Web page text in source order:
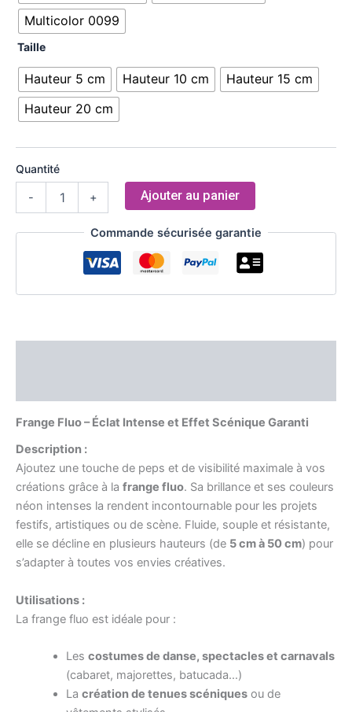
Multicolor 0099
Taille
Hauteur 5 cm Hauteur 10 cm
Hauteur 15 cm
Hauteur 20 cm
Quantité
- + Ajouter au panier
Commande sécurisée garantie
Frange Fluo – Éclat Intense et Effet Scénique Garanti
Description :
Ajoutez une touche de peps et de visibilité maximale à vos
créations grâce à la frange fluo. Sa brillance et ses couleurs
néon intenses la rendent incontournable pour les projets
festifs, artistiques ou de scène. Fluide, souple et résistante,
elle se décline en plusieurs hauteurs (de 5 cm à 50 cm) pour
s’adapter à toutes vos envies créatives.
Utilisations :
La frange fluo est idéale pour :
Les costumes de danse, spectacles et carnavals
(cabaret, majorettes, batucada…)
La création de tenues scéniquesou de